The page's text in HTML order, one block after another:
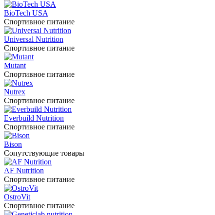
BioTech USA
Спортивное питание
Universal Nutrition
Спортивное питание
Mutant
Спортивное питание
Nutrex
Спортивное питание
Everbuild Nutrition
Спортивное питание
Bison
Сопутствующие товары
AF Nutrition
Спортивное питание
OstroVit
Спортивное питание